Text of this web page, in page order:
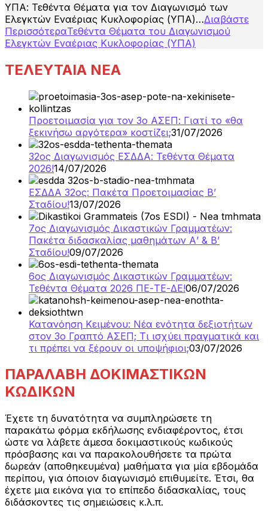
ΥΠΑ: Τεθέντα Θέματα για τον Διαγωνισμό των
Ελεγκτών Εναέριας Κυκλοφορίας (ΥΠΑ)…Διαβάστε
ΠερισσότεραΤεθέντα Θέματα του Διαγωνισμού
Ελεγκτών Εναέριας Κυκλοφορίας (ΥΠΑ)
ΤΕΛΕΥΤΑΙΑ ΝΕΑ
Προετοιμασία για τον 3ο ΑΣΕΠ: Γιατί το «θα
ξεκινήσω αργότερα» κοστίζει;31/07/2026
32ος Διαγωνισμός ΕΣΔΔΑ: Τεθέντα Θέματα
2026!14/07/2026
ΕΣΔΔΑ 32ος: Πακέτα Προετοιμασίας Β’
Σταδίου!13/07/2026
7ος Διαγωνισμός Δικαστικών Γραμματέων:
Πακέτα διδασκαλίας μαθημάτων Α’ & Β’
Σταδίου!09/07/2026
6ος Διαγωνισμός Δικαστικών Γραμματέων:
Τεθέντα Θέματα 2026 ΠΕ-ΤΕ-ΔΕ!06/07/2026
Κατανόηση Κειμένου: Νέα ενότητα δεξιοτήτων
στον 3ο Γραπτό ΑΣΕΠ; Τι ισχύει πραγματικά και
τι πρέπει να ξέρουν οι υποψήφιοι;03/07/2026
ΠΑΡΑΛΑΒΗ ΔΟΚΙΜΑΣΤΙΚΩΝ
ΚΩΔΙΚΩΝ
Έχετε τη δυνατότητα να συμπληρώσετε τη
παρακάτω φόρμα εκδήλωσης ενδιαφέροντος, έτσι
ώστε να λάβετε άμεσα δοκιμαστικούς κωδικούς
πρόσβασης και να παρακολουθήσετε τα πρώτα
δωρεάν (αποθηκευμένα) μαθήματα για μία εβδομάδα
περίπου, για όποιον διαγωνισμό επιθυμείτε. Έτσι, θα
έχετε μια εικόνα για το επίπεδο διδασκαλίας, τους
διδάσκοντες τις σημειώσεις κ.λ.π.